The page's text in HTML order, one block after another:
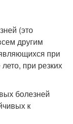
(это
другим
при
при резких
болезней
к